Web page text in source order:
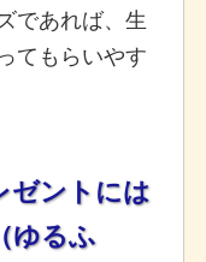
であれば、生
てもらいやす
ゼントには
ゆるふ